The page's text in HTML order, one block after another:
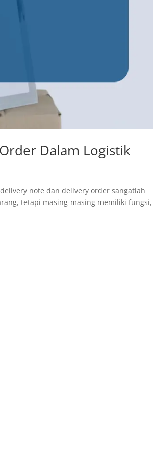
Dalam Logistik
note dan delivery order sangatlah
tetapi masing-masing memiliki fungsi,